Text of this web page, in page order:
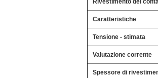
Rivestimento del
Caratteristiche
Tensione - stimata
Valutazione corrente
Spessore di